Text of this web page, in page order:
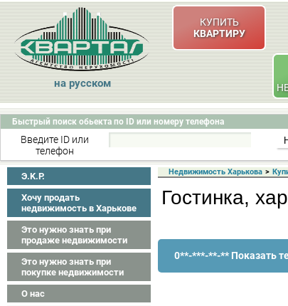
на русском
КУПИТЬ
КВАРТИРУ
Быстрый поиск обьекта по ID или номеру телефона
Введите ID или
телефон
Э.K.P.
Хочу продать
недвижимость в Харькове
Это нужно знать при
продаже недвижимости
Это нужно знать при
покупке недвижимости
О нас
Недвижимость Харькова >
Гостинка,
0**-***-**-** Показать